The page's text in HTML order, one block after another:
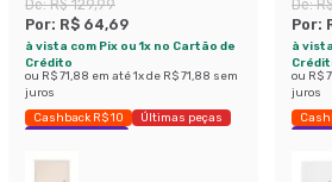
De:R$ 129,99
Por: R$ 64,69
à vista com Pix ou 1x no Cartão de
Crédito
ou R$ 71,88 em até1x de R$ 71,88 sem
juros
Cashback R$ 10
Últimas peças
Economize 50%
De:
Por:
à
ou R$
juros